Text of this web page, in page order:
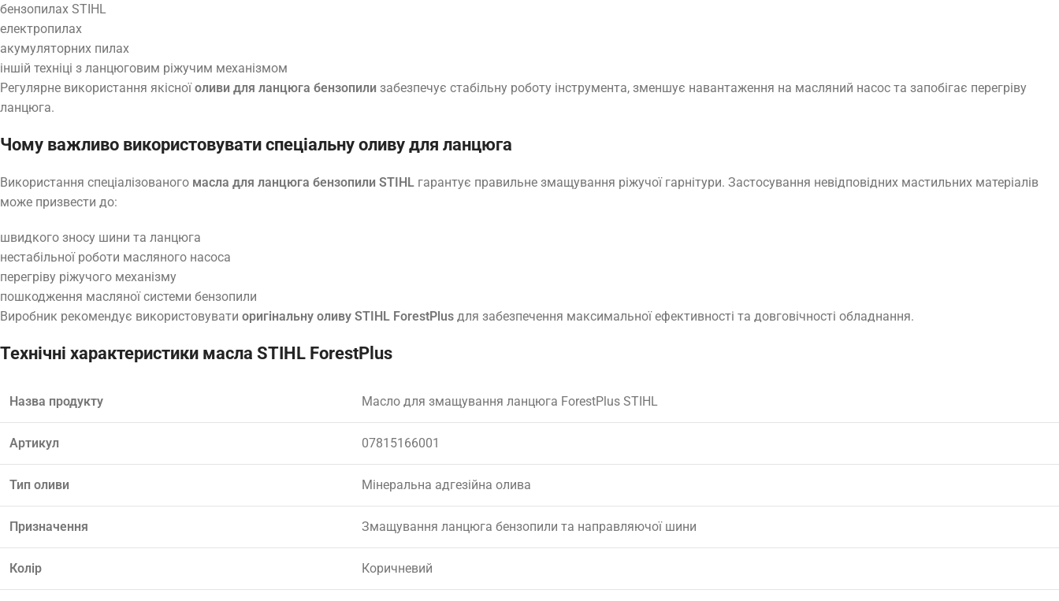
бензопилах STIHL
електропилах
акумуляторних пилах
іншій техніці з ланцюговим ріжучим механізмом
Регулярне використання якісноїоливи для ланцюга бензопили забезпечує стабільну роботу інструмента, зменшує навантаження на масляний насос та запобігає перегріву
ланцюга.
Чому важливо використовувати спеціальну оливу для ланцюга
Використання спеціалізованого масла для ланцюга бензопили STIHL гарантує правильне змащування ріжучої гарнітури. Застосування невідповідних мастильних матеріалів
може призвести до:
швидкого зносу шини та ланцюга
нестабільної роботи масляного насоса
перегріву ріжучого механізму
пошкодження масляної системи бензопили
Виробник рекомендує використовувати оригінальну оливу STIHL ForestPlus для забезпечення максимальної ефективності та довговічності обладнання.
Технічні характеристики масла STIHL ForestPlus
Назва продукту Масло для змащування ланцюга ForestPlus STIHL
Артикул 07815166001
Тип оливи Мінеральна адгезійна олива
Призначення Змащування ланцюга бензопили та направляючої шини
Колір Коричневий